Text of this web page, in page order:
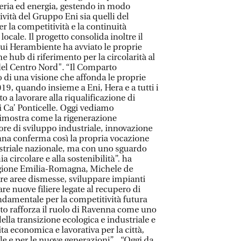
ed energia, gestendo in modo
del Gruppo Eni sia quelli del
la competitività e la continuità
Il progetto consolida inoltre il
Herambiente ha avviato le proprie
hub di riferimento per la circolarità al
Centro Nord". “Il Comparto
una visione che affonda le proprie
quando insieme a Eni, Hera e a tutti i
a lavorare alla riqualificazione di
Ponticelle. Oggi vediamo
come la rigenerazione
di sviluppo industriale, innovazione
conferma così la propria vocazione
nazionale, ma con uno sguardo
circolare e alla sostenibilità”. ha
Emilia-Romagna, Michele de
aree dismesse, sviluppare impianti
nuove filiere legate al recupero di
per la competitività futura
rafforza il ruolo di Ravenna come uno
transizione ecologica e industriale e
economica e lavorativa per la città,